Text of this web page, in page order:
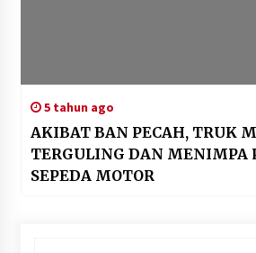
5 tahun ago
AKIBAT BAN PECAH, TRUK
TERGULING DAN MENIMPA
SEPEDA MOTOR